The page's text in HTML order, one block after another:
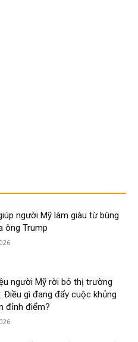
người Mỹ làm giàu từ bùng
ông Trump
người Mỹ rời bỏ thị trường
Điều gì đang đẩy cuộc khủng
đỉnh điểm?